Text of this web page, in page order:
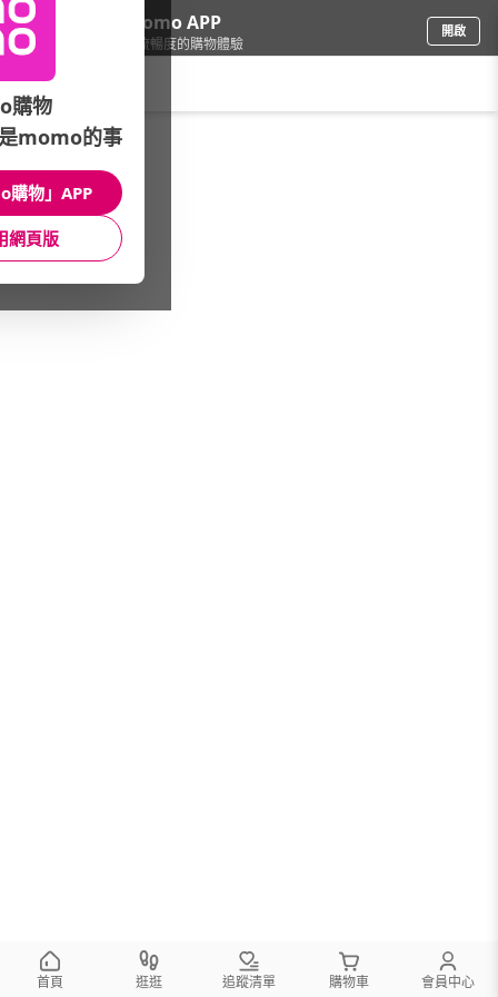
下載momo APP
給你3倍流暢度的購物體驗
開啟
家電/料理電器/品牌總覽
館長推薦 月銷量
首頁 逛逛 追蹤清單 購物車 會員中心
購物
momo的事
購物」APP
網頁版